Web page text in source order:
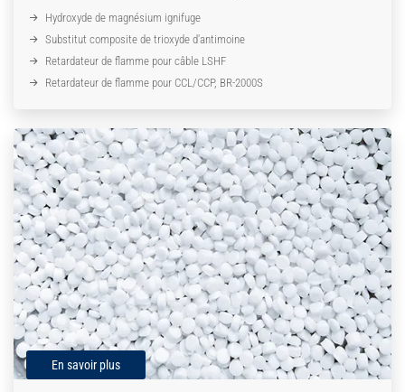
Hydroxyde de magnésium ignifuge
Substitut composite de trioxyde d'antimoine
Retardateur de flamme pour câble LSHF
Retardateur de flamme pour CCL/CCP, BR-2000S
En savoir plus